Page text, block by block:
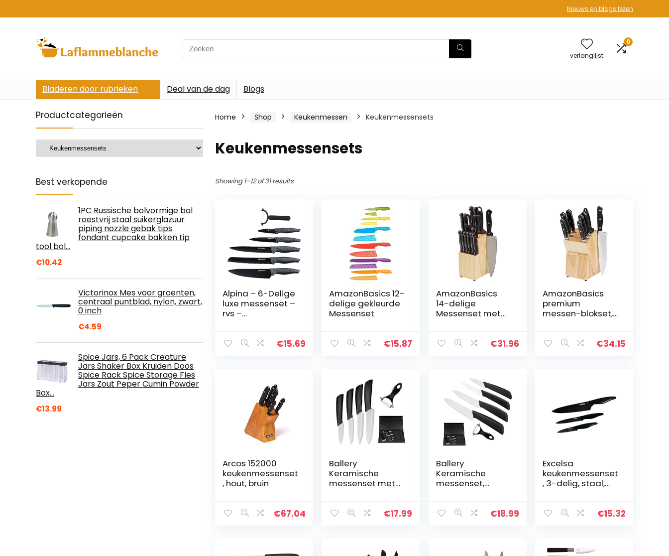
Nieuws en blogs lezen
Search
for:
verlanglijst
0
Bladeren door rubrieken Deal van de dag Blogs
Productcategorieën
Best verkopende
1PC Russische bolvormige bal
roestvrij staal suikerglazuur
piping nozzle gebak tips
fondant cupcake bakken tip
tool bol…
€10.42
Victorinox Mes voor groenten,
centraal puntblad, nylon, zwart,
0 inch
€4.59
Spice Jars, 6 Pack Creature
Jars Shaker Box Kruiden Doos
Spice Rack Spice Storage Fles
Jars Zout Peper Cumin Powder
Box…
€13.99
Home Shop Keukenmessen Keukenmessensets
Keukenmessensets
Showing 1–12 of 31 results
Alpina – 6-Delige
luxe messenset –
rvs –
€15.69
AmazonBasics 12-
delige gekleurde
Messenset
€15.87
AmazonBasics
14-delige
Messenset met
€31.96
AmazonBasics
premium
messen-blokset,
€34.15
Arcos 152000
keukenmessenset
, hout, bruin
€67.04
Ballery
Keramische
messenset met
met 4-delig mes
€17.99
Ballery
Keramische
messenset,
van keramiek, 4-
€18.99
Excelsa
keukenmessenset
, 3-delig, staal,
€15.32